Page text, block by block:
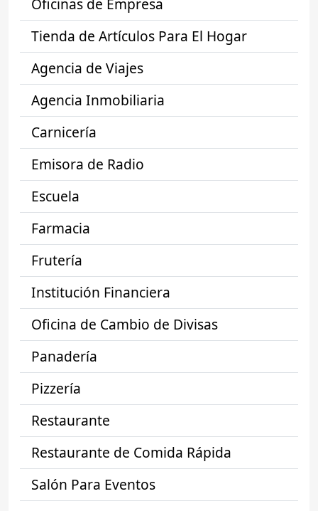
Tienda de Artículos Para El Hogar
Agencia de Viajes
Agencia Inmobiliaria
Carnicería
Emisora de Radio
Escuela
Farmacia
Frutería
Institución Financiera
Oficina de Cambio de Divisas
Panadería
Pizzería
Restaurante
Restaurante de Comida Rápida
Salón Para Eventos